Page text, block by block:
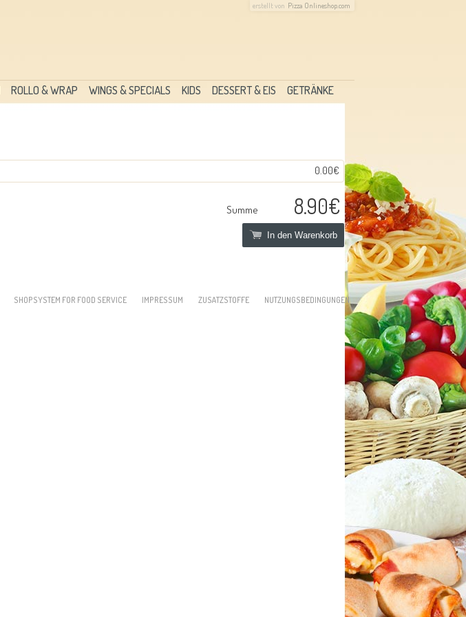
erstellt von Pizza Onlineshop.com
ROLLO & WRAP WINGS & SPECIALS KIDS DESSERT & EIS GETRÄNKE
0.00€
Summe 8.90€
In den Warenkorb
NUTZUNGSBEDINGUNGEN
ZUSATZSTOFFE
IMPRESSUM
SHOPSYSTEM FOR FOOD SERVICE